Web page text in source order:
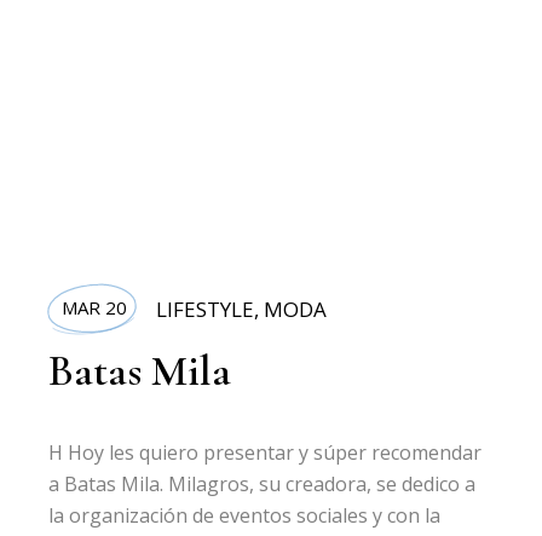
MAR 20 LIFESTYLE, MODA
Batas Mila
H Hoy les quiero presentar y súper recomendar
a Batas Mila. Milagros, su creadora, se dedico a
la organización de eventos sociales y con la